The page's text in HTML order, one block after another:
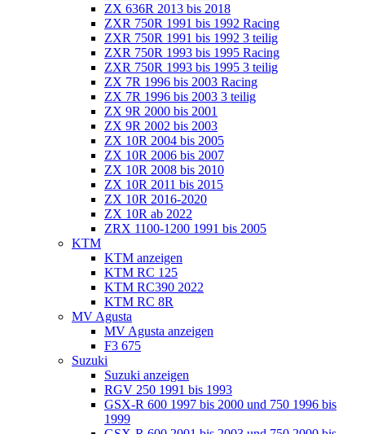
ZX 636R 2013 bis 2018
ZXR 750R 1991 bis 1992 Racing
ZXR 750R 1991 bis 1992 3 teilig
ZXR 750R 1993 bis 1995 Racing
ZXR 750R 1993 bis 1995 3 teilig
ZX 7R 1996 bis 2003 Racing
ZX 7R 1996 bis 2003 3 teilig
ZX 9R 2000 bis 2001
ZX 9R 2002 bis 2003
ZX 10R 2004 bis 2005
ZX 10R 2006 bis 2007
ZX 10R 2008 bis 2010
ZX 10R 2011 bis 2015
ZX 10R 2016-2020
ZX 10R ab 2022
ZRX 1100-1200 1991 bis 2005
KTM
KTM anzeigen
KTM RC 125
KTM RC390 2022
KTM RC 8R
MV Agusta
MV Agusta anzeigen
F3 675
Suzuki
Suzuki anzeigen
RGV 250 1991 bis 1993
GSX-R 600 1997 bis 2000 und 750 1996 bis
1999